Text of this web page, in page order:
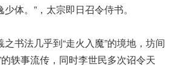
体。”，太宗即日召令侍书。
书法几乎到“走火入魔”的境地，坊间
轶事流传，同时李世民多次诏令天